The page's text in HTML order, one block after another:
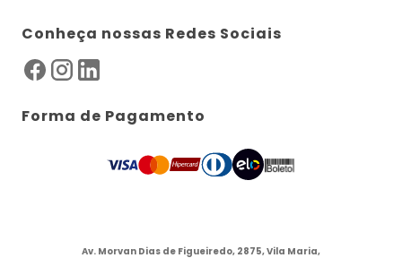
Conheça nossas Redes Sociais
Forma de Pagamento
Av. Morvan Dias de Figueiredo, 2875, Vila Maria,